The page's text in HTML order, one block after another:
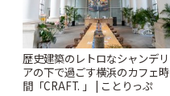
歴史建築のレトロなシャンデリ
アの下で過ごす横浜のカフェ時
間「CRAFT. 」 | ことりっぷ